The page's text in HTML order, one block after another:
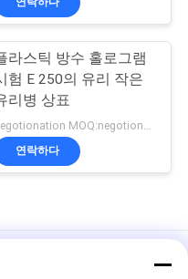
라스틱 방수 홀로그램
험 E 250의 유리 작은
리병 상표
연락하다
블이 있는 유리 바이알